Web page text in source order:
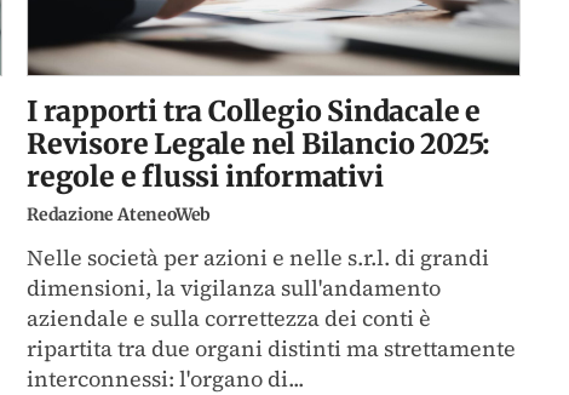
I rapporti tra Collegio Sindacale e
Revisore Legale nel Bilancio 2025:
regole e flussi informativi
Redazione AteneoWeb
Nelle società per azioni e nelle s.r.l. di grandi
dimensioni, la vigilanza sull'andamento
aziendale e sulla correttezza dei conti è
ripartita tra due organi distinti ma strettamente
interconnessi: l'organo di...